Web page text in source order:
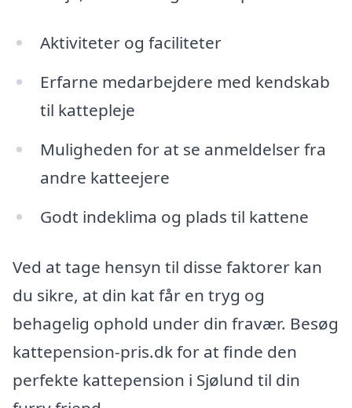
Aktiviteter og faciliteter
Erfarne medarbejdere med kendskab
til kattepleje
Muligheden for at se anmeldelser fra
andre katteejere
Godt indeklima og plads til kattene
Ved at tage hensyn til disse faktorer kan
du sikre, at din kat får en tryg og
behagelig ophold under din fravær. Besøg
kattepension-pris.dk for at finde den
perfekte kattepension i Sjølund til din